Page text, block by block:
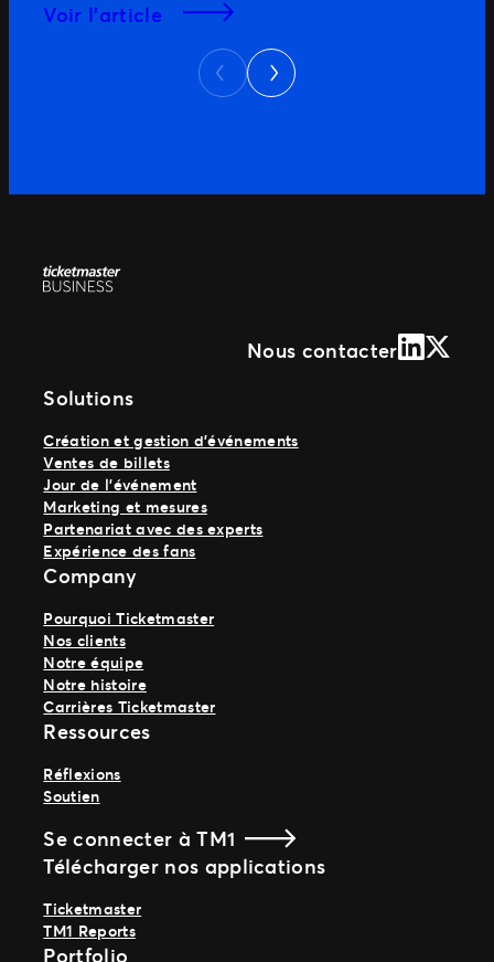
Voir l’article
Précédent
Suivant
Nous contacterLinkedIn
X
Solutions
Création et gestion d’événements
Ventes de billets
Jour de l’événement
Marketing et mesures
Partenariat avec des experts
Expérience des fans
Company
Pourquoi Ticketmaster
Nos clients
Notre équipe
Notre histoire
Carrières Ticketmaster
Ressources
Réflexions
Soutien
Se connecter à TM1
Télécharger nos applications
Ticketmaster
TM1 Reports
Portfolio